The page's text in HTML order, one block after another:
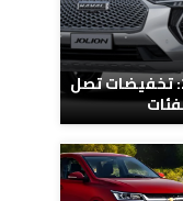
سعر هافال جوليان 2025: تخفيضات تصل